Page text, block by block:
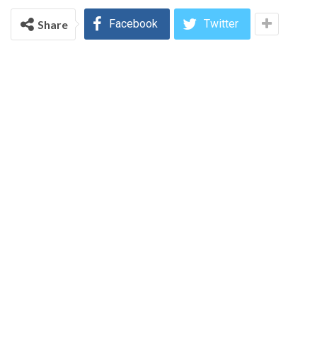
Share Facebook Twitter